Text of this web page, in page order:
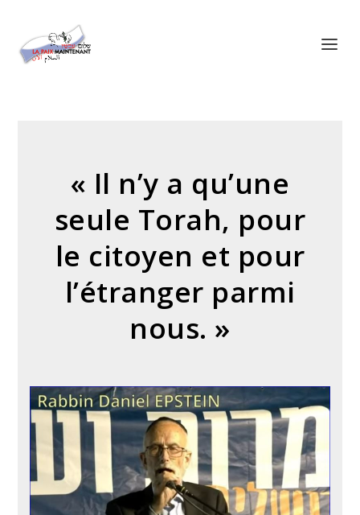
« Il n’y a qu’une
seule Torah, pour
le citoyen et pour
l’étranger parmi
nous. »